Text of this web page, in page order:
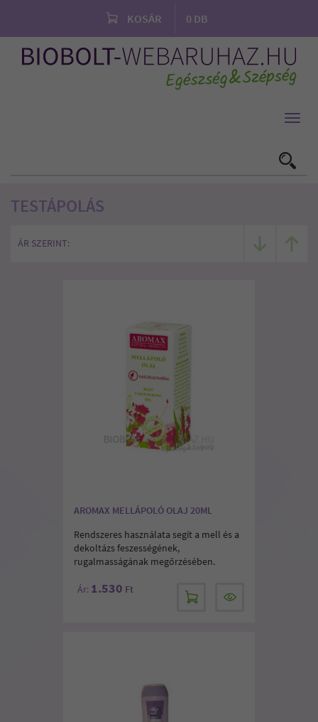
KOSÁR 0 DB
TESTÁPOLÁS
ÁR SZERINT:
AROMAX MELLÁPOLÓ OLAJ 20ML
Rendszeres használata segít a mell és a
dekoltázs feszességének,
rugalmasságának megőrzésében.
Ár: 1.530 Ft